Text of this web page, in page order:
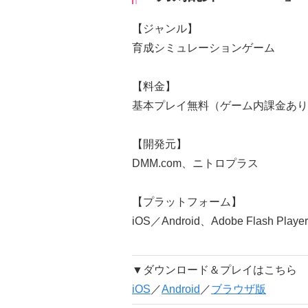
【ジャンル】
育成シミュレーションゲーム
【料金】
基本プレイ無料（ゲーム内課金あ
【開発元】
DMM.com、ニトロプラス
【プラットフォーム】
iOS／Android、Adobe Flash Player
▼ダウンロード＆プレイはこちら
iOS ／Android ／ブラウザ版